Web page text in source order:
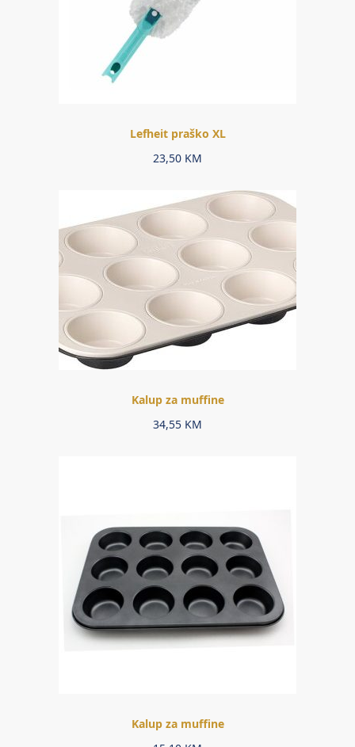
Lefheit praško XL
23,50 KM
Kalup za muffine
34,55 KM
Kalup za muffine